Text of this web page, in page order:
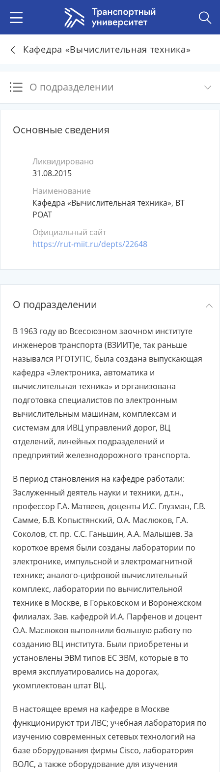
Кафедра «Вычислительная техника»
О подразделении
Основные сведения
Ликвидировано
31.08.2015
Наименование
Кафедра «Вычислительная техника», ВТ
РОАТ
Официальный сайт
https://rut-miit.ru/depts/22648
О подразделении
В 1963 году во Всесоюзном заочном институте
инженеров транспорта (ВЗИИТ)е, так раньше
назывался РГОТУПС, была создана выпускающая
кафедра «Электроника, автоматика и
вычислительная техника» и организована
подготовка специалистов по электронным
вычислительным машинам, комплексам и
системам для ИВЦ управлений дорог, ВЦ
отделений, линейных подразделений и
предприятий железнодорожного транспорта.
В период становления на кафедре работали:
Заслуженный деятель науки и техники, д.т.н.,
профессор Г.А. Матвеев, доценты И.С. Глузман, Г.В.
Самме, Б.В. Копыстянский, О.А. Маслюков, Г.А.
Соколов, ст. пр. С.С. Ганьшин, А.А. Малышев. За
короткое время были созданы лаборатории по
электронике, импульсной и электромагнитной
технике; аналого-цифровой вычислительный
комплекс, лаборатории по вычислительной
технике в Москве, в Горьковском и Воронежском
филиалах. Зав. кафедрой И.А. Парфенов и доцент
О.А. Маслюков выполнили большую работу по
созданию ВЦ института. Были приобретены и
установлены ЭВМ типов ЕС ЭВМ, которые в то
время эксплуатировались на дорогах,
укомплектован штат ВЦ.
В настоящее время на кафедре в Москве
функционируют три ЛВС; учебная лаборатория по
изучению современных сетевых технологий на
базе оборудования фирмы Cisco, лаборатория
ВОЛС, а также оборудование для изучения